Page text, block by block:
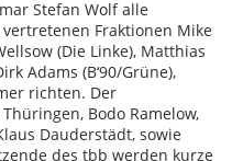
Stefan Wolf alle
Fraktionen Mike
(Die Linke), Matthias
Adams (B‘90/Grüne),
richten. Der
Bodo Ramelow,
Dauderstädt, sowie
des tbb werden kurze